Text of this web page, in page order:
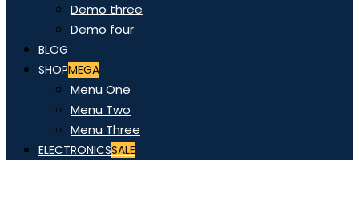
Demo three
Demo four
BLOG
SHOPMEGA
Menu One
Menu Two
Menu Three
ELECTRONICSSALE